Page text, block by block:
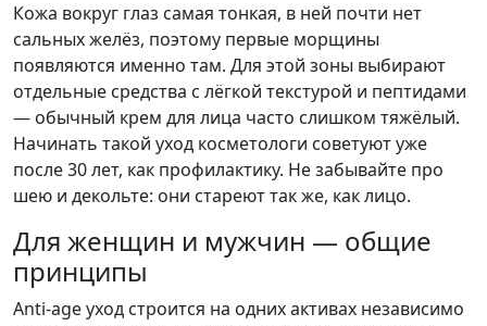
Кожа вокруг глаз самая тонкая, в ней почти нет
сальных желёз, поэтому первые морщины
появляются именно там. Для этой зоны выбирают
отдельные средства с лёгкой текстурой и пептидами
— обычный крем для лица часто слишком тяжёлый.
Начинать такой уход косметологи советуют уже
после 30 лет, как профилактику. Не забывайте про
шею и декольте: они стареют так же, как лицо.
Для женщин и мужчин — общие
принципы
Anti-age уход строится на одних активах независимо